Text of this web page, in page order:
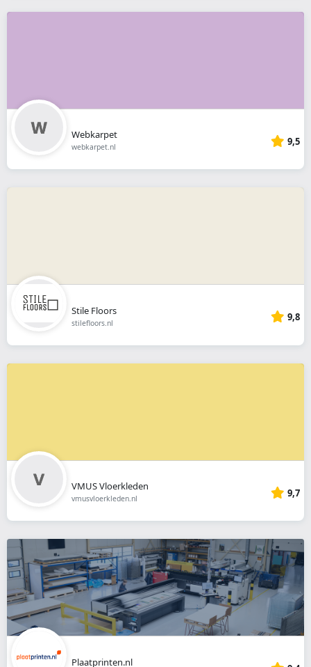
Webkarpet
webkarpet.nl 9,5
Stile Floors
stilefloors.nl 9,8
VMUS Vloerkleden
vmusvloerkleden.nl 9,7
Plaatprinten.nl